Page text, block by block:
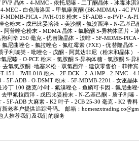
晶体 - 4-MMC - 依托尼嗪 - 二丁酮晶体 - 冰毒冰
MEC - 白色海洛因 - 甲氧麻黄酮 (BK-MDMA) - 4C
MDMB-PICA - JWH-018 粉末 - 5F-ADB - α-PVP - A-
仑粉末 - 戊巴比妥溶液 - 美沙酮 - 氟溴西泮 - N-乙基
普唑仑粉末 - MDMA 晶体 - 氯胺酮 S-异构体圆片 -
利辛 250 毫克 - 优替隆晶体 - 溴啡 - 5F-MDMB-
尼曲唑仑 - 氟拉唑仑 - 氟红霉素 (FXE) - 优替隆晶体
利嗪类 - 吡唑仑 - 戊酮 - 阿莫达非尼（粉末和晶体
尼嗪 - O-PCE 粉末 - 氯胺酮 S-异构体糖 - 氯胺酮 S-
氯氯胺酮 -地塞米松 - 双氯西泮 - 建议零售价 - 菲律
151 - JWH-018 粉末 - 2F-DCK - 2-A1MP - 2-NMC -
5F-ADB - O-DSMT 粉末 - 5F-MDMB-2201 - 女巫晶
丁 100 微克/小时 - 氟溴唑仑 - 鱼鳞可卡因 - 氟尼曲
甲氟拉西泮 - 戊巴比妥粉末 - N-乙基己酮 - 质子利嗪
5F-ADB 大麻素 - K2 叶子 - 2CB 25-30 毫克 - K2 香
老客户提供追踪号码。 邮箱：
人推荐我们及我们的服务